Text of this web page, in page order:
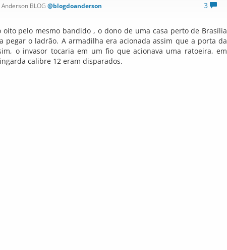
3
Anderson BLOG @blogdoanderson
oito pelo mesmo bandido , o dono de uma casa perto de Brasília
pegar o ladrão. A armadilha era acionada assim que a porta da
o invasor tocaria em um fio que acionava uma ratoeira, em
calibre 12 eram disparados.